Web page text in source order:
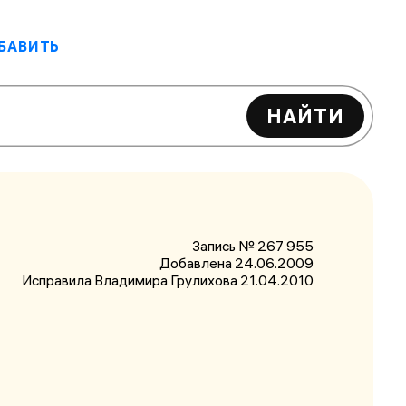
НАЙТИ
Запись № 267 955
Добавлена 24.06.2009
Исправила Владимира Грулихова21.04.2010